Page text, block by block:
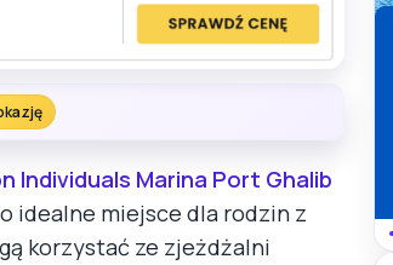
Individuals Marina Port Ghalib
idealne miejsce dla rodzin z
korzystać ze zjeżdżalni